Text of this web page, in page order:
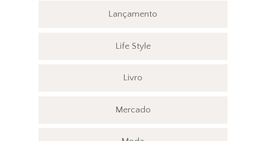
Lançamento
Life Style
Livro
Mercado